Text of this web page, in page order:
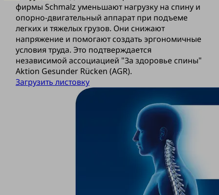
фирмы Schmalz уменьшают нагрузку на спину и
опорно-двигательный аппарат при подъеме
легких и тяжелых грузов. Они снижают
напряжение и помогают создать эргономичные
условия труда. Это подтверждается
независимой ассоциацией "За здоровье спины"
Aktion Gesunder Rücken (AGR).
Загрузить листовку